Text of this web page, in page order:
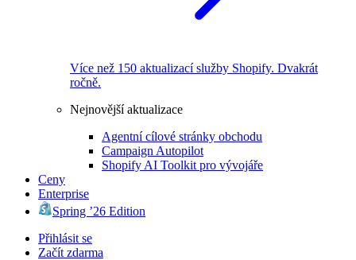
Více než 150 aktualizací služby Shopify. Dvakrát
ročně.
Nejnovější aktualizace
Agentní cílové stránky obchodu
Campaign Autopilot
Shopify AI Toolkit pro vývojáře
Ceny
Enterprise
Spring ’26 Edition
Přihlásit se
Začít zdarma